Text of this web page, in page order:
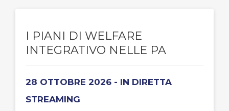
I PIANI DI WELFARE
INTEGRATIVO NELLE PA
28 OTTOBRE 2026 - IN DIRETTA
STREAMING